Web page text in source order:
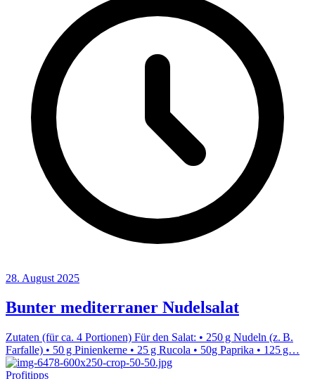
28. August 2025
Bunter mediterraner Nudelsalat
Zutaten (für ca. 4 Portionen) Für den Salat: • 250 g Nudeln (z. B.
Farfalle) • 50 g Pinienkerne • 25 g Rucola • 50g Paprika • 125 g…
Profitipps